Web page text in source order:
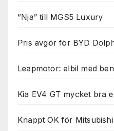
”Nja” till MGS5 Luxury
Pris avgör för BYD
Leapmotor: elbil med
Kia EV4 GT mycket bra
Knappt OK för